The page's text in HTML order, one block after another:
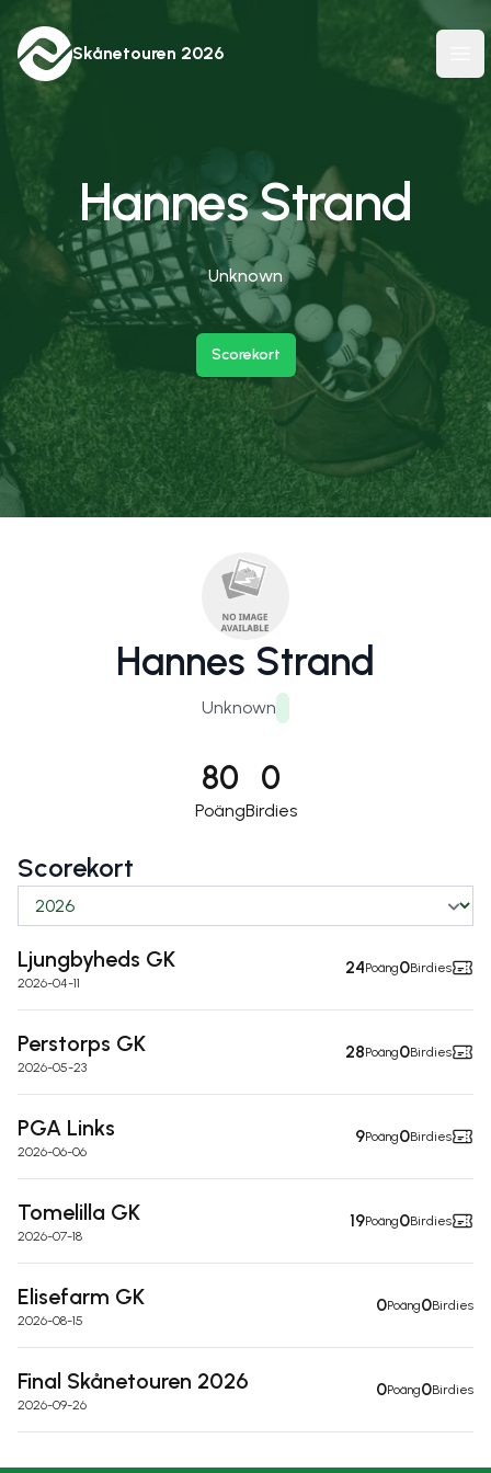
Skånetouren 2026
Hannes Strand
Unknown
Scorekort
Hannes Strand
Unknown
80
Poäng
0
Birdies
Scorekort
Ljungbyheds GK
2026-04-11
24Poäng0Birdies
Perstorps GK
2026-05-23
28Poäng0Birdies
PGA Links
2026-06-06
9Poäng0Birdies
Tomelilla GK
2026-07-18
19Poäng0Birdies
Elisefarm GK
2026-08-15
0Poäng0Birdies
Final Skånetouren 2026
2026-09-26
0Poäng0Birdies